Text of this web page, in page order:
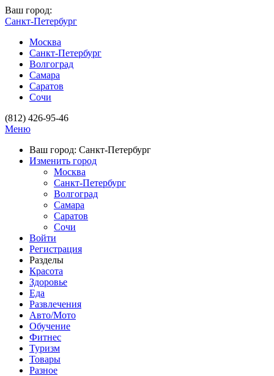
Ваш город:
Санкт-Петербург
Москва
Санкт-Петербург
Волгоград
Самара
Саратов
Сочи
(812) 426-95-46
Меню
Ваш город: Санкт-Петербург
Изменить город
Москва
Санкт-Петербург
Волгоград
Самара
Саратов
Сочи
Войти
Регистрация
Разделы
Красота
Здоровье
Еда
Развлечения
Авто/Мото
Обучение
Фитнес
Туризм
Товары
Разное